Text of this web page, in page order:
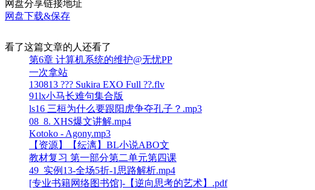
网盘分享链接地址
网盘下载&保存
看了这篇文章的人还看了
第6章 计算机系统的维护@无忧PP
一次拿站
130813 ??? Sukira EXO Full ??.flv
91lx小马长难句集合版
ls16 三桓为什么要跟阳虎争夺孔子？.mp3
08_8. XHS爆文讲解.mp4
Kotoko - Agony.mp3
【资源】【纭漓】BL小说ABO文
教材复习 第一部分第二单元第四课
49_实例13-全场5折-1思路解析.mp4
[专业书籍网络图书馆]-【逆向思考的艺术】.pdf